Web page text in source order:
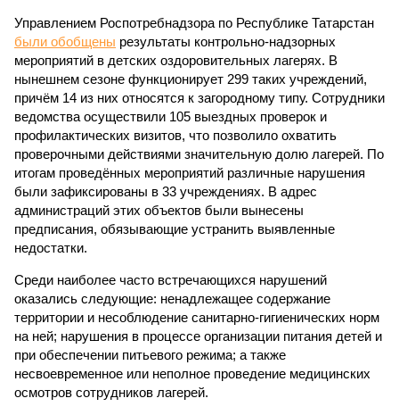
Управлением Роспотребнадзора по Республике Татарстан
были обобщены результаты контрольно-надзорных
мероприятий в детских оздоровительных лагерях. В
нынешнем сезоне функционирует 299 таких учреждений,
причём 14 из них относятся к загородному типу. Сотрудники
ведомства осуществили 105 выездных проверок и
профилактических визитов, что позволило охватить
проверочными действиями значительную долю лагерей. По
итогам проведённых мероприятий различные нарушения
были зафиксированы в 33 учреждениях. В адрес
администраций этих объектов были вынесены
предписания, обязывающие устранить выявленные
недостатки.
Среди наиболее часто встречающихся нарушений
оказались следующие: ненадлежащее содержание
территории и несоблюдение санитарно-гигиенических норм
на ней; нарушения в процессе организации питания детей и
при обеспечении питьевого режима; а также
несвоевременное или неполное проведение медицинских
осмотров сотрудников лагерей.